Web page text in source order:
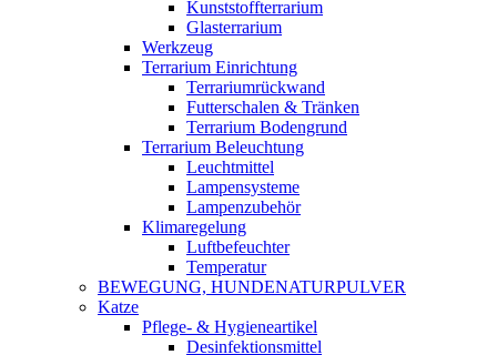
Kunststoffterrarium
Glasterrarium
Werkzeug
Terrarium Einrichtung
Terrariumrückwand
Futterschalen & Tränken
Terrarium Bodengrund
Terrarium Beleuchtung
Leuchtmittel
Lampensysteme
Lampenzubehör
Klimaregelung
Luftbefeuchter
Temperatur
BEWEGUNG, HUNDENATURPULVER
Katze
Pflege- & Hygieneartikel
Desinfektionsmittel